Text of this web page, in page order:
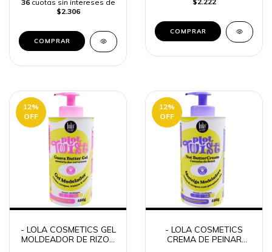
36 cuotas sin intereses de
$2.306
COMPRAR
12%
OFF
- LOLA COSMETICS GEL
MOLDEADOR DE RIZOS
12%
OFF
- LOLA COSMETICS
CREMA DE PEINAR